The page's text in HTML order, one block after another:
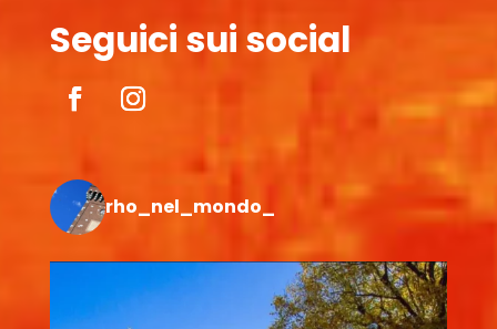
Seguici sui social
rho_nel_mondo_